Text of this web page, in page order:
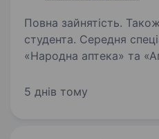
Повна зайнятість.
студента. Середня
«Народна аптека» та
історією успішної
5 днів тому